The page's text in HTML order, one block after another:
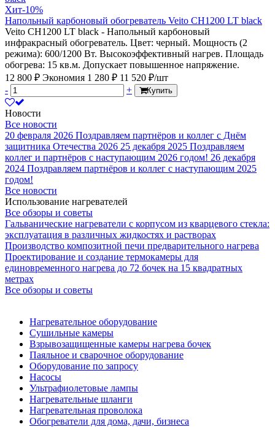
Хит-10%
Напольный карбоновый обогреватель Veito CH1200 LT black
Veito CH1200 LT black - Напольный карбоновый
инфракрасный обогреватель. Цвет: черный. Мощность (2
режима): 600/1200 Вт. Высокоэффективный нагрев. Площадь
обогрева: 15 кв.м. Допускает повышенное напряжение.
12 800 ₽ Экономия 1 280 ₽ 11 520 ₽/шт
-
+ Купить
Новости
Все новости
20 февраля 2026 Поздравляем партнёров и коллег с Днём
защитника Отечества 2026 25 декабря 2025 Поздравляем
коллег и партнёров с наступающим 2026 годом! 26 декабря
2024 Поздравляем партнёров и коллег с наступающим 2025
годом!
Все новости
Использование нагревателей
Все обзоры и советы
Гальванические нагреватели с корпусом из кварцевого стекла:
эксплуатация в различных жидкостях и растворах
Производство композитной печи предварительного нагрева
Проектирование и создание термокамеры для
единовременного нагрева до 72 бочек на 15 квадратных
метрах
Все обзоры и советы
Нагревательное оборудование
Сушильные камеры
Взрывозащищенные камеры нагрева бочек
Паяльное и сварочное оборудование
Оборудование по запросу
Насосы
Ультрафиолетовые лампы
Нагревательные шланги
Нагревательная проволока
Обогреватели для дома, дачи, бизнеса